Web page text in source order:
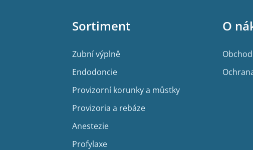
Sortiment
Zubní výplně
Endodoncie
Provizorní korunky a můstky
Provizoria a rebáze
Anestezie
Profylaxe
O